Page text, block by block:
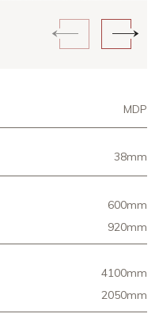
MDP
38mm
600mm
920mm
4100mm
2050mm